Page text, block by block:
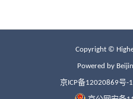
Copyright ©
Powered by
京ICP备12020869号-1